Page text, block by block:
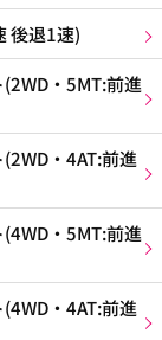
後退1速)
・5MT:前進
・4AT:前進
・5MT:前進
・4AT:前進